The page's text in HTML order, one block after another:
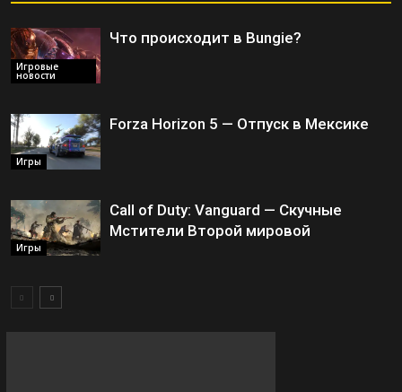
Игровые
новости
Что происходит в Bungie?
Игры
Forza Horizon 5 — Отпуск в Мексике
Игры
Call of Duty: Vanguard — Скучные
Мстители Второй мировой